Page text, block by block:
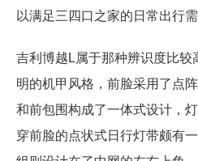
以满足三四口之家的日常出行需
吉利博越L属于那种辨识度比较
明的机甲风格，前脸采用了点
和前包围构成了一体式设计，
穿前脸的点状式日行灯带颇有